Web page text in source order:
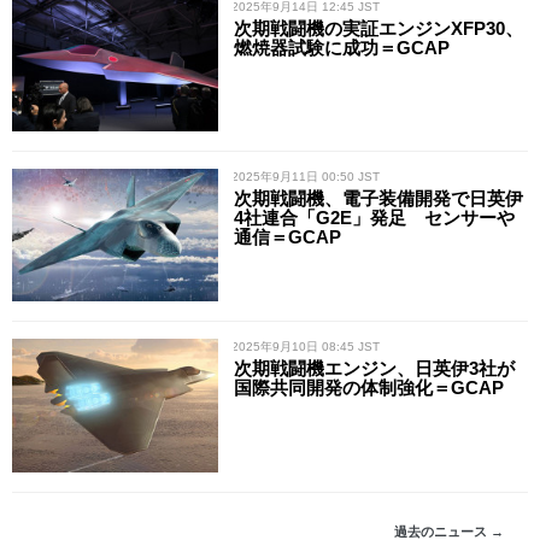
/ 2025年9月14日 12:45 JST
次期戦闘機の実証エンジンXFP30、
燃焼器試験に成功＝GCAP
/ 2025年9月11日 00:50 JST
次期戦闘機、電子装備開発で日英伊
4社連合「G2E」発足 センサーや
通信＝GCAP
/ 2025年9月10日 08:45 JST
次期戦闘機エンジン、日英伊3社が
国際共同開発の体制強化＝GCAP
過去のニュース →